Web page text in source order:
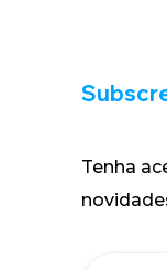
Tenha